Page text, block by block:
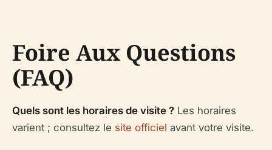
Foire Aux Questions
(FAQ)
Quels sont les horaires de visite ? Les horaires
varient ; consultez le site officiel avant votre visite.